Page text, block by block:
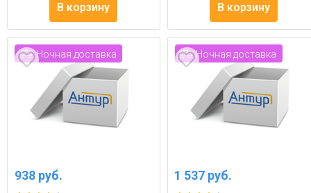
В корзину В корзину
Ночная доставка
938 руб.
Ночная доставка
1 537 руб.